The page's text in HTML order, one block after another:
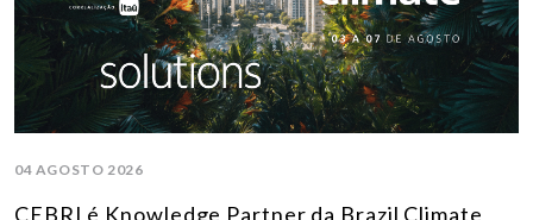
04 AGOSTO 2026
CEBRI é Knowledge Partner da Brazil Climate